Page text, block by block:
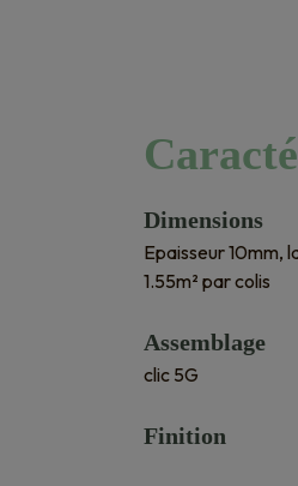
Dimensions
Epaisseur 10mm,
1.55m² par colis
Assemblage
clic 5G
Finition